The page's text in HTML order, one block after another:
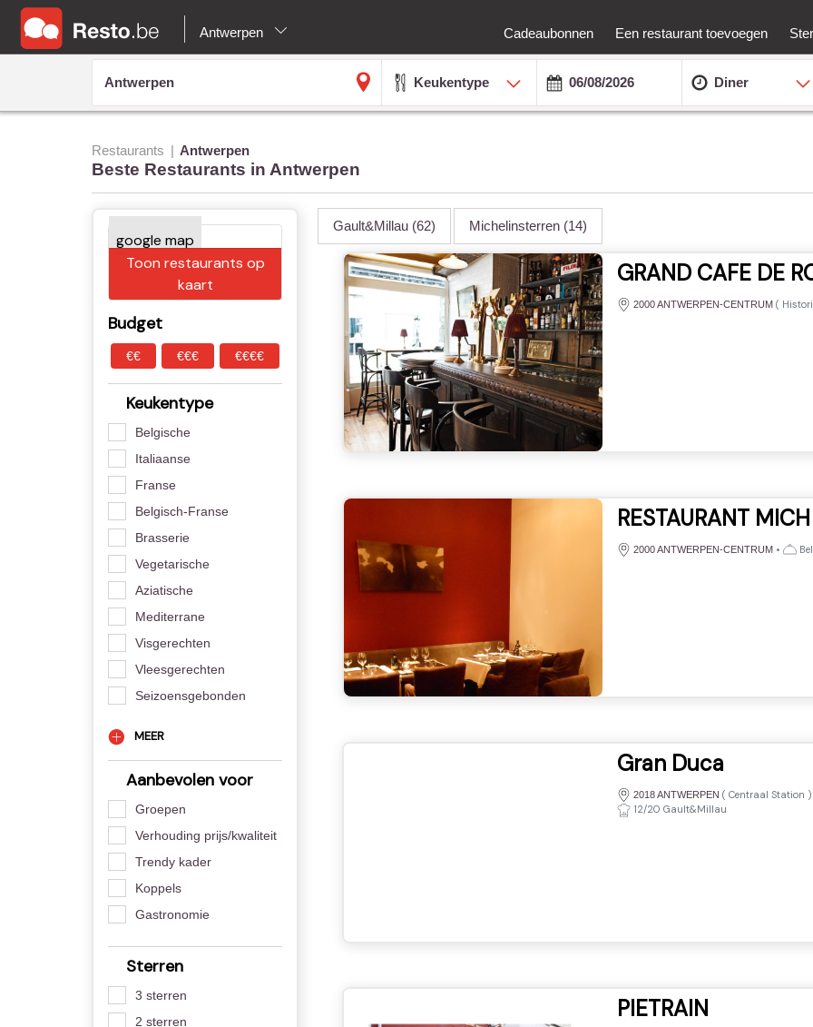
Antwerpen Cadeaubonnen Een restaurant toevoegen
Keukentype Diner
Restaurants Antwerpen
Beste Restaurants in Antwerpen
Toon restaurants op
kaart
Budget
€€ €€€ €€€€
Keukentype
Belgische
Italiaanse
Franse
Belgisch-Franse
Brasserie
Vegetarische
Aziatische
Mediterrane
Visgerechten
Vleesgerechten
Seizoensgebonden
MEER
Aanbevolen voor
Groepen
Verhouding prijs/kwaliteit
Trendy kader
Koppels
Gastronomie
Sterren
3 sterren
2 sterren
Gault&Millau (62) Michelinsterren (14)
GRAND CAFE DE
2000 ANTWERPEN-CENTRUM (
RESTAURANT MICH
2000 ANTWERPEN-CENTRUM •
Gran Duca
2018 ANTWERPEN ( Centraal Station )
12/20 Gault&Millau
PIETRAIN